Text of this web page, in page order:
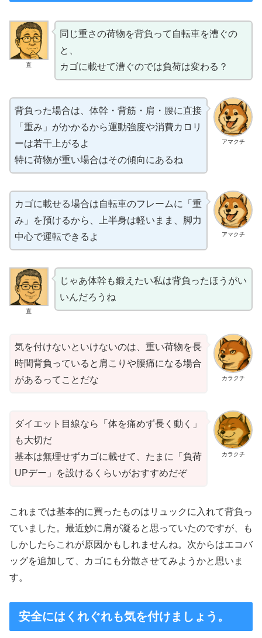
直
同じ重さの荷物を背負って自転車を漕ぐの
と、
カゴに載せて漕ぐのでは負荷は変わる？
アマクチ
背負った場合は、体幹・背筋・肩・腰に直接
「重み」がかかるから運動強度や消費カロリ
ーは若干上がるよ
特に荷物が重い場合はその傾向にあるね
アマクチ
カゴに載せる場合は自転車のフレームに「重
み」を預けるから、上半身は軽いまま、脚力
中心で運転できるよ
直
じゃあ体幹も鍛えたい私は背負ったほうがい
いんだろうね
カラクチ
気を付けないといけないのは、重い荷物を長
時間背負っていると肩こりや腰痛になる場合
があるってことだな
カラクチ
ダイエット目線なら「体を痛めず長く動く」
も大切だ
基本は無理せずカゴに載せて、たまに「負荷
UPデー」を設けるくらいがおすすめだぞ
これまでは基本的に買ったものはリュックに入れて背負っ
ていました。最近妙に肩が凝ると思っていたのですが、も
しかしたらこれが原因かもしれませんね。次からはエコバ
ッグを追加して、カゴにも分散させてみようかと思いま
す。
安全にはくれぐれも気を付けましょう。